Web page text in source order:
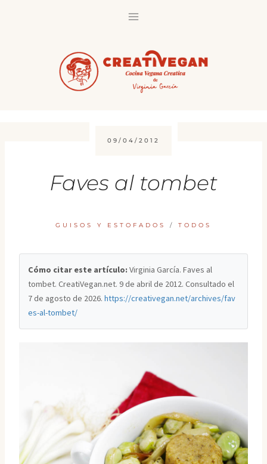
09/04/2012
Faves al tombet
GUISOS Y ESTOFADOS / TODOS
Cómo citar este artículo: Virginia García. Faves al
tombet. CreatiVegan.net. 9 de abril de 2012. Consultado el
7 de agosto de 2026.https://creativegan.net/archives/fav
es-al-tombet/